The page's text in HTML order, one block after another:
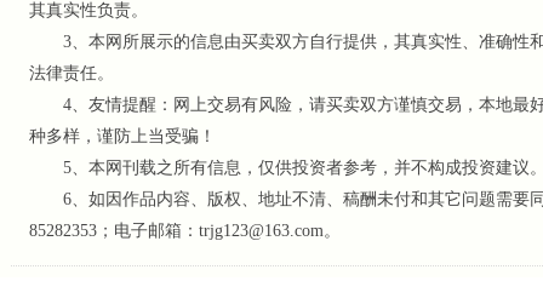
其真实性负责。
3、本网所展示的信息由买卖双方自行提供，其真实性、准确性
法律责任。
4、友情提醒：网上交易有风险，请买卖双方谨慎交易，本地最
种多样，谨防上当受骗！
5、本网刊载之所有信息，仅供投资者参考 ，并不构成投资建议
6、如因作品内容、版权、地址不清、稿酬未付和其它问题需要
85282353；电子邮箱：trjg123@163.com。